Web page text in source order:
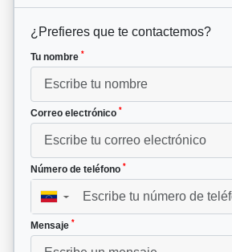
¿Prefieres que te contactemos?
Tu nombre *
Correo electrónico *
Número de teléfono *
▼
Mensaje *